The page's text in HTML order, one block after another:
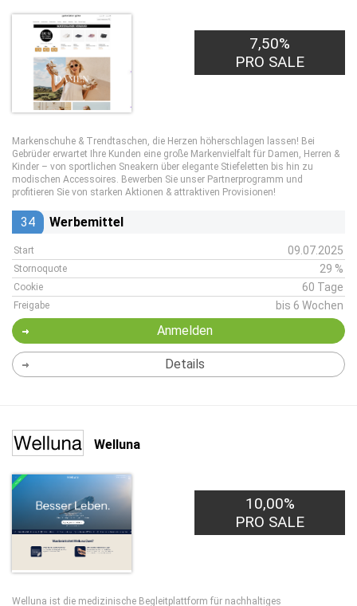
7,50%
PRO SALE
Markenschuhe & Trendtaschen, die Herzen höherschlagen lassen! Bei
Gebrüder erwartet Ihre Kunden eine große Markenvielfalt für Damen, Herren &
Kinder – von sportlichen Sneakern über elegante Stiefeletten bis hin zu
modischen Accessoires. Bewerben Sie unser Partnerprogramm und
profitieren Sie von starken Aktionen & attraktiven Provisionen!
34 Werbemittel
Start 09.07.2025
Stornoquote 29 %
Cookie 60 Tage
Freigabe bis 6 Wochen
Anmelden
Details
Welluna
10,00%
PRO SALE
Welluna ist die medizinische Begleitplattform für nachhaltiges